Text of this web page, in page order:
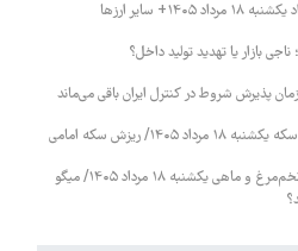
۱۴۰۵+ سایر ارزها
بازار یا تهدید تولید داخل؟
پذیرش شروط در کنترل ایران باقی می‌ماند
۱۴۰۵/ ریزش سکه امامی
قیمت مرغ، تخم‌مرغ و ماهی یکشنبه ۱۸ مرداد ۱۴۰۵/ میگو